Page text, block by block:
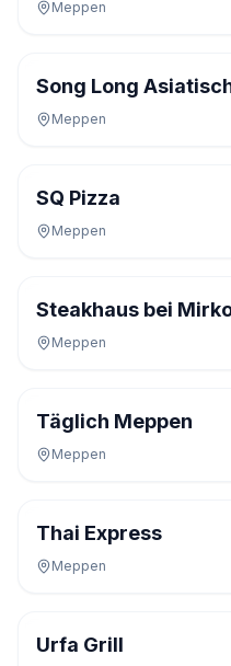
Meppen
Song Long
Meppen
SQ Pizza
Meppen
Steakhaus bei
Meppen
Täglich Meppen
Meppen
Thai Express
Meppen
Urfa Grill